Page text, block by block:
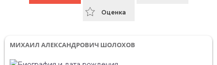
Оценка
МИХАИЛ АЛЕКСАНДРОВИЧ ШОЛОХОВ